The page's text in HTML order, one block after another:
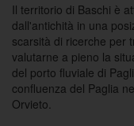
Il territorio di Baschi è
dall'antichità in una
scarsità di ricerche per
valutarne a pieno la
del porto fluviale di
confluenza del Paglia
Orvieto.